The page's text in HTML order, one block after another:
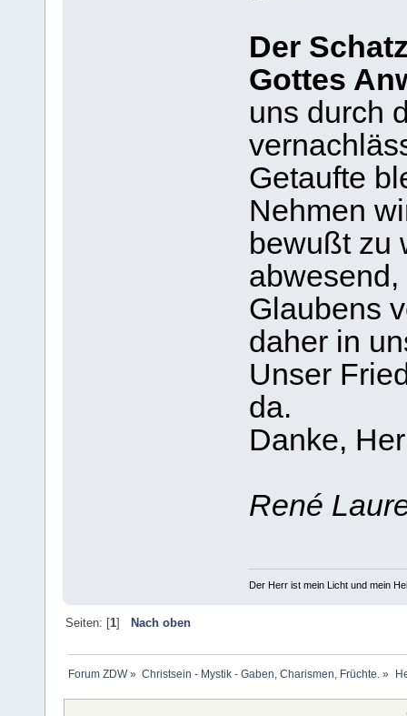
Der
Gottes
uns durch
Getaufte
Nehmen
bewußt zu
Glaubens
daher in
Unser
da.
Danke,
René
Der Herr ist mein Licht und mein
Seiten: [1] Nach oben
Forum ZDW» Christsein - Mystik - Gaben, Charismen, Früchte. »